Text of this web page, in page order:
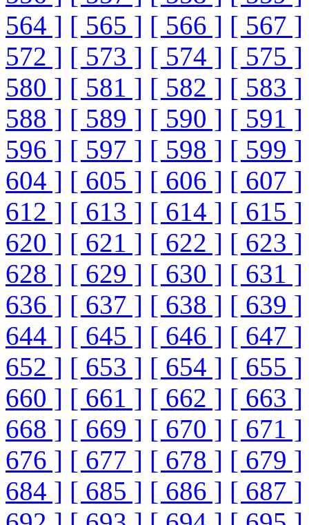
564 ] [ 565 ] [ 566 ] [ 567 ]
572 ] [ 573 ] [ 574 ] [ 575 ]
580 ] [ 581 ] [ 582 ] [ 583 ]
588 ] [ 589 ] [ 590 ] [ 591 ]
596 ] [ 597 ] [ 598 ] [ 599 ]
604 ] [ 605 ] [ 606 ] [ 607 ]
612 ] [ 613 ] [ 614 ] [ 615 ]
620 ] [ 621 ] [ 622 ] [ 623 ]
628 ] [ 629 ] [ 630 ] [ 631 ]
636 ] [ 637 ] [ 638 ] [ 639 ]
644 ] [ 645 ] [ 646 ] [ 647 ]
652 ] [ 653 ] [ 654 ] [ 655 ]
660 ] [ 661 ] [ 662 ] [ 663 ]
668 ] [ 669 ] [ 670 ] [ 671 ]
676 ] [ 677 ] [ 678 ] [ 679 ]
684 ] [ 685 ] [ 686 ] [ 687 ]